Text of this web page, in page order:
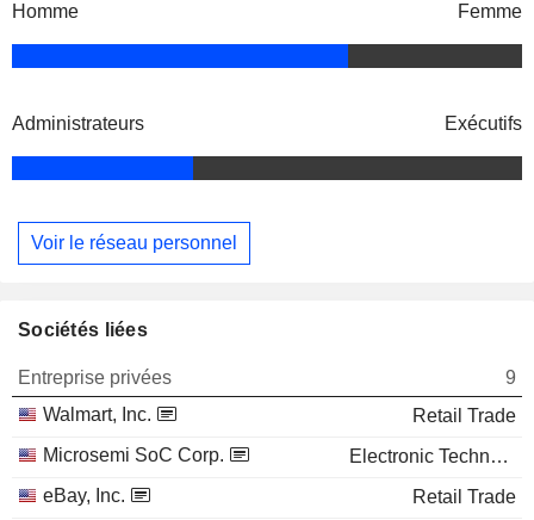
Homme Femme
Administrateurs Exécutifs
Voir le réseau personnel
Sociétés liées
Entreprise privées
9
Walmart, Inc.
Retail Trade
Microsemi SoC Corp.
Electronic Technology
eBay, Inc.
Retail Trade